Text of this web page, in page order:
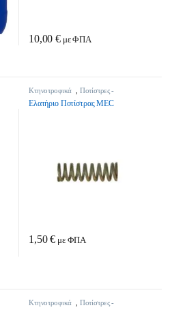
10,00€ με ΦΠΑ
Κτηνοτροφικά
Ποτίστρες -
Ελατήριο Ποτίστρας MEC
1,50€ με ΦΠΑ
Κτηνοτροφικά
Ποτίστρες -